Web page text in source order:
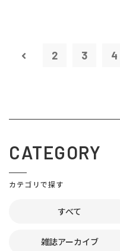
2 3 4
CATEGORY
カテゴリで探す
すべて
雑誌アーカイブ